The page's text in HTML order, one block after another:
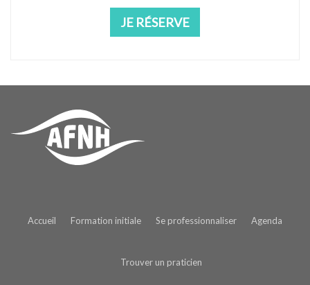
JE RÉSERVE
Accueil Formation initiale Se professionnaliser Agenda
Trouver un praticien